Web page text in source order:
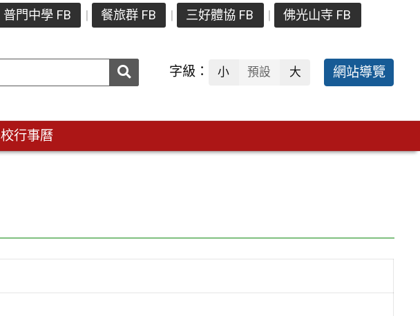
普門中學 FB 餐旅群 FB 三好體協 FB 佛光山寺 FB
送出 字級： 小 預設 大 網站導覽
行事曆